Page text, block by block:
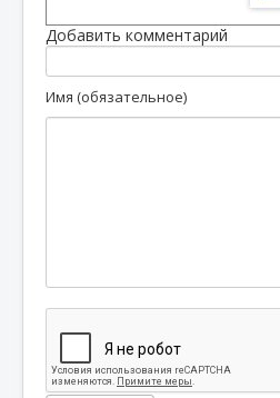
Добавить комментарий
Имя (обязательное)